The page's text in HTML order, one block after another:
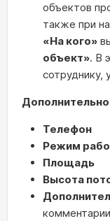
объектов
также при
«На кого»
объект». В
сотруднику,
Телефон
Режим
Площадь
Высота
комментарии